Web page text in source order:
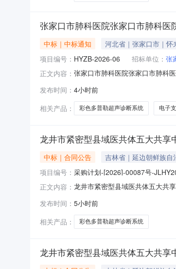
张家口市肺科医院张家口市肺科
中标｜中标通知 河北省｜张家口市｜怀
项目编号： HYZB-2026-06 招标单位： 张
正文内容： 张家口市肺科医院张家口市肺科
名称货物名称货物品牌规格型号
统开立、开立EU
发布时间： 4小时前
相关产品：
彩色多普勒超声诊断系统 电子
龙井市紧密型县域医共体五大共
中标｜合同公告 吉林省｜延边朝鲜族自
项目编号： 采购计划-[2026]-00087号-
正文内容： 龙井市紧密型县域医共体五大共
彩色多普勒超声诊断系统）采购
发布时间： 5小时前
相关产品：
彩色多普勒超声诊断系统
龙井市紧密型县域医共体五大共